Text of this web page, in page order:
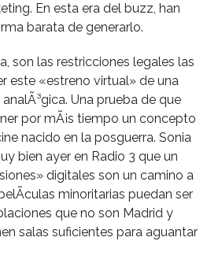
En esta era del buzz, han
barata de generarlo.
son las restricciones legales las
este «estreno virtual» de una
Una prueba de que
por mÃ¡s tiempo un concepto
nacido en la posguerra. Sonia
bien ayer en Radio 3 que un
digitales son un camino a
minoritarias puedan ser
que no son Madrid y
salas suficientes para aguantar